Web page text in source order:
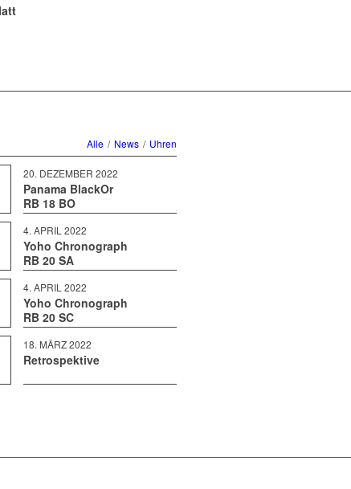
Alle / News / Uhren
20. DEZEMBER 2022
Panama BlackOr
RB 18 BO
4. APRIL 2022
Yoho Chronograph
RB 20 SA
4. APRIL 2022
Yoho Chronograph
RB 20 SC
18. MÄRZ 2022
Retrospektive